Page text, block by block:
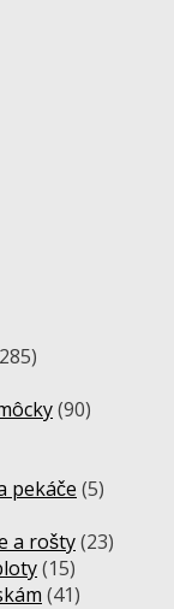
(90)
pekáče (5)
a rošty(23)
(15)
(41)